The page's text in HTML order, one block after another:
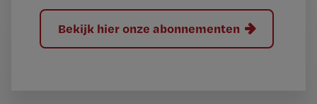
Bekijk hier onze abonnementen